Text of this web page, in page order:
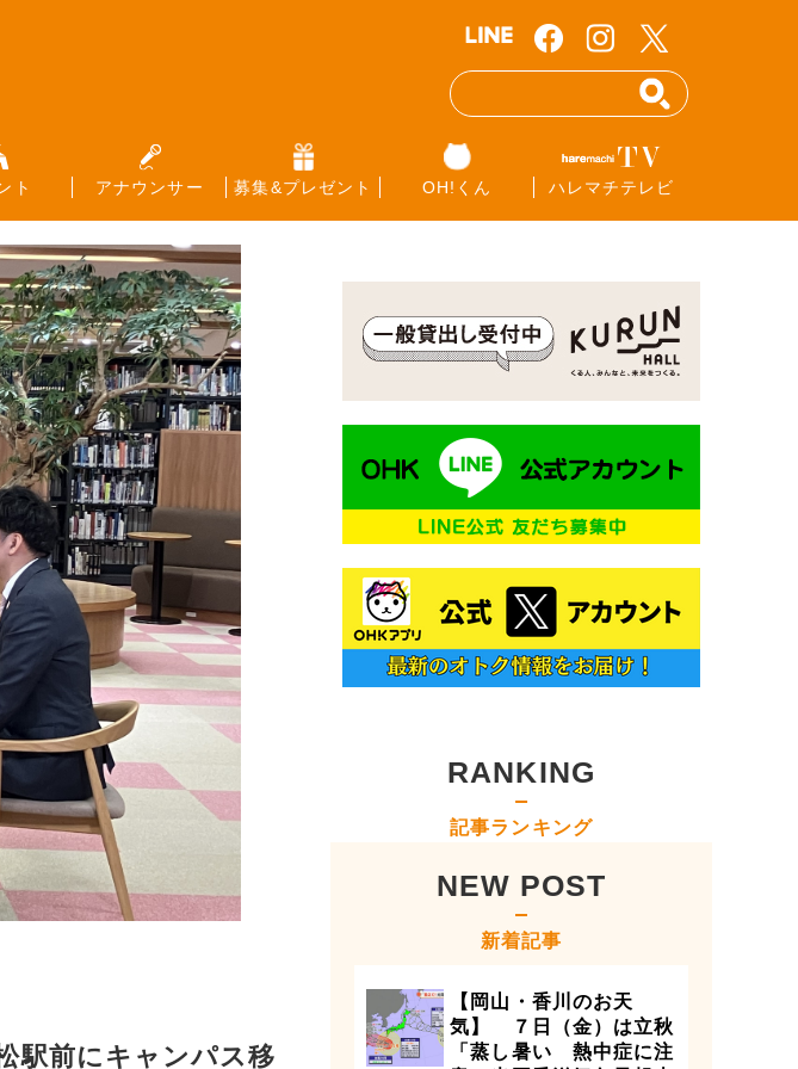
ト アナウンサー 募集&プレゼント OH!くん ハレマチテレビ
駅前にキャンパス移
RANKING
記事ランキング
NEW POST
新着記事
【岡山・香川のお天
気】 ７日（金）は立秋
「蒸し暑い 熱中症に注